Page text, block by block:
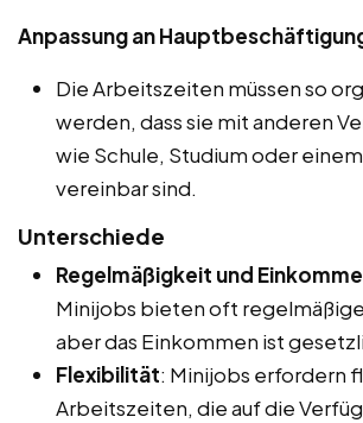
Anpassung an
Die Arbeitszeiten müssen so
werden, dass sie mit anderen
wie Schule, Studium oder
vereinbar sind.
Unterschiede
Regelmäßigkeit und
Minijobs bieten oft
aber das Einkommen ist
Flexibilität: Minijobs erfordern
Arbeitszeiten, die auf die